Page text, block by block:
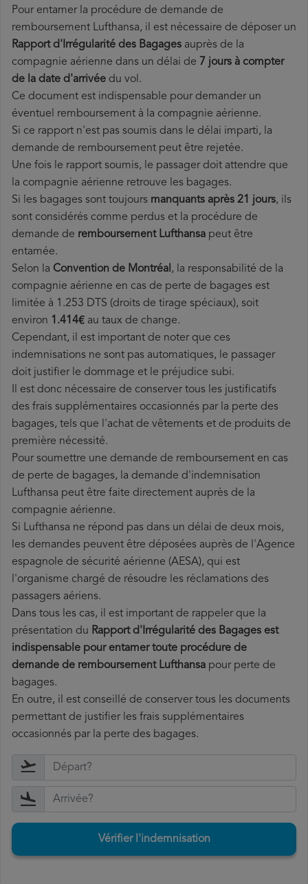
Pour entamer la procédure de demande de
remboursement Lufthansa, il est nécessaire de déposer un
Rapport d'Irrégularité des Bagages auprès de la
compagnie aérienne dans un délai de 7 jours à compter
de la date d'arrivée du vol.
Ce document est indispensable pour demander un
éventuel remboursement à la compagnie aérienne.
Si ce rapport n'est pas soumis dans le délai imparti, la
demande de remboursement peut être rejetée.
Une fois le rapport soumis, le passager doit attendre que
la compagnie aérienne retrouve les bagages.
Si les bagages sont toujours manquants après 21 jours, ils
sont considérés comme perdus et la procédure de
demande de remboursement Lufthansa peut être
entamée.
Selon la Convention de Montréal, la responsabilité de la
compagnie aérienne en cas de perte de bagages est
limitée à 1.253 DTS (droits de tirage spéciaux), soit
environ 1.414€ au taux de change.
Cependant, il est important de noter que ces
indemnisations ne sont pas automatiques, le passager
doit justifier le dommage et le préjudice subi.
Il est donc nécessaire de conserver tous les justificatifs
des frais supplémentaires occasionnés par la perte des
bagages, tels que l'achat de vêtements et de produits de
première nécessité.
Pour soumettre une demande de remboursement en cas
de perte de bagages, la demande d'indemnisation
Lufthansa peut être faite directement auprès de la
compagnie aérienne.
Si Lufthansa ne répond pas dans un délai de deux mois,
les demandes peuvent être déposées auprès de l'Agence
espagnole de sécurité aérienne (AESA), qui est
l'organisme chargé de résoudre les réclamations des
passagers aériens.
Dans tous les cas, il est important de rappeler que la
présentation du Rapport d'Irrégularité des Bagages est
indispensable pour entamer toute procédure de
demande de remboursement Lufthansa pour perte de
bagages.
En outre, il est conseillé de conserver tous les documents
permettant de justifier les frais supplémentaires
occasionnés par la perte des bagages.
Vérifier l'indemnisation